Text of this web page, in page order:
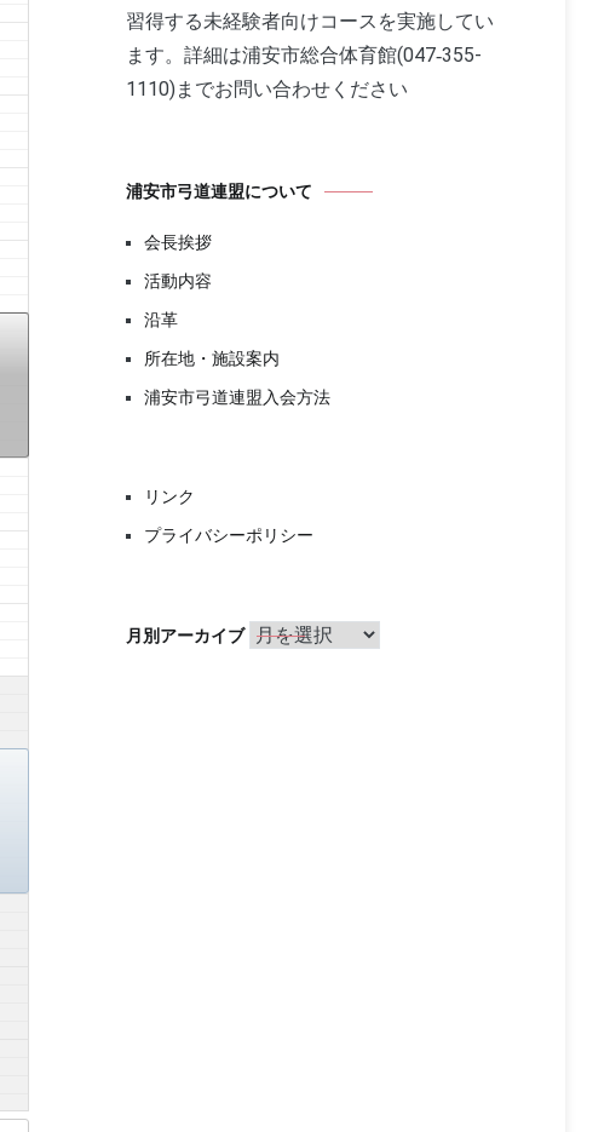
習得する未経験者向けコースを実施してい
ます。詳細は浦安市総合体育館(047‐355-
1110)までお問い合わせください
浦安市弓道連盟について
会長挨拶
活動内容
沿革
所在地・施設案内
浦安市弓道連盟入会方法
リンク
プライバシーポリシー
月別アーカイブ 月
別